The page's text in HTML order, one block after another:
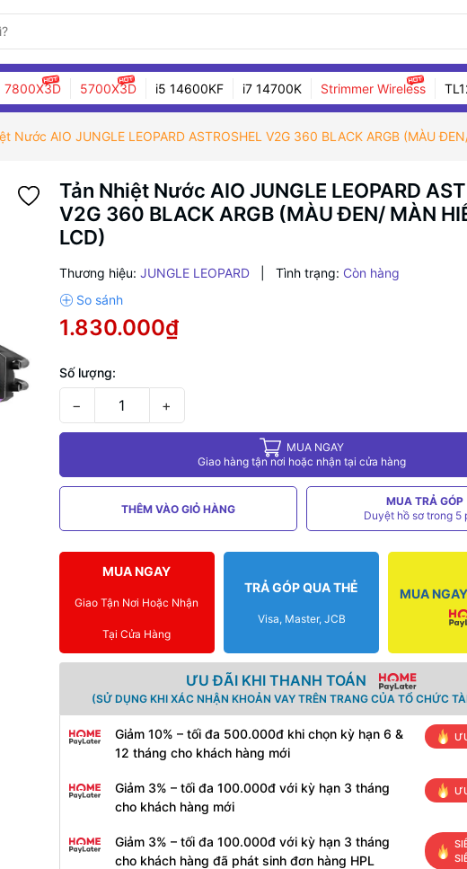
7800X3D 5700X3D i5 14600KF i7 14700K Strimmer Wireless
Nước AIO JUNGLE LEOPARD ASTROSHEL V2G 360 BLACK ARGB (MÀU
Tản Nhiệt Nước AIO JUNGLE LEOPARD
V2G 360 BLACK ARGB (MÀU ĐEN/ MÀN
LCD)
Thương hiệu: JUNGLE LEOPARD Tình trạng: Còn hàng
1.830.000₫
Số lượng:
− +
MUA NGAY
Giao hàng tận nơi hoặc nhận tại cửa hàng
THÊM VÀO GIỎ HÀNG
MUA TRẢ GÓP
Duyệt hồ sơ trong 5
MUA NGAY
Giao Tận Nơi Hoặc Nhận
Tại Cửa Hàng
TRẢ GÓP QUA THẺ
Visa, Master, JCB
MUA
ƯU ĐÃI KHI THANH TOÁN
(SỬ DỤNG KHI XÁC NHẬN KHOẢN VAY TRÊN TRANG CỦA TỔ CHỨC
Giảm 10% – tối đa 500.000đ khi chọn kỳ hạn 6 &
12 tháng cho khách hàng mới
Giảm 3% – tối đa 100.000đ với kỳ hạn 3 tháng
cho khách hàng mới
Giảm 3% – tối đa 100.000đ với kỳ hạn 3 tháng
cho khách hàng đã phát sinh đơn hàng HPL